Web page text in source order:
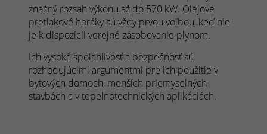
značný rozsah výkonu až do 570 kW. Olejové
pretlakové horáky sú vždy prvou voľbou, keď nie
je k dispozícii verejné zásobovanie plynom.
Ich vysoká spoľahlivosť a bezpečnosť sú
rozhodujúcimi argumentmi pre ich použitie v
bytových domoch, menších priemyselných
stavbách a v tepelnotechnických aplikáciách.